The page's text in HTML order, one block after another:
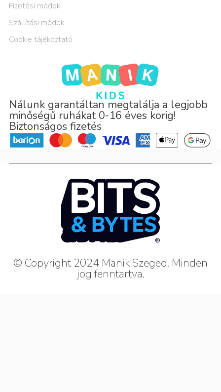
Nálunk garantáltan megtalálja a legjobb
minőségű ruhákat 0-16 éves korig!
Biztonságos fizetés
Fizetési módok
Szállítási módok
Cookie tájékoztató
© Copyright 2024 Manik Szeged. Minden
jog fenntartva.